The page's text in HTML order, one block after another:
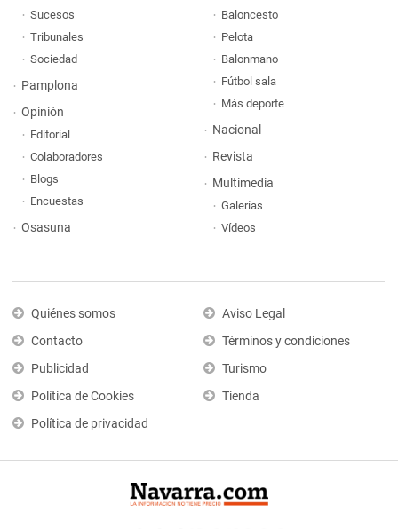
Sucesos
Tribunales
Sociedad
Pamplona
Opinión
Editorial
Colaboradores
Blogs
Encuestas
Osasuna
Baloncesto
Pelota
Balonmano
Fútbol sala
Más deporte
Nacional
Revista
Multimedia
Galerías
Vídeos
Quiénes somos
Contacto
Publicidad
Política de Cookies
Política de privacidad
Aviso Legal
Términos y condiciones
Turismo
Tienda